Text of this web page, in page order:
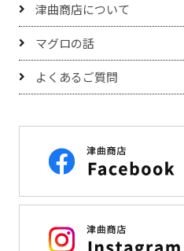
津曲商店について
マグロの話
よくあるご質問